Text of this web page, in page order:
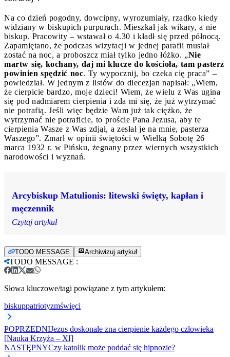
Na co dzień pogodny, dowcipny, wyrozumiały, rzadko kiedy
widziany w biskupich purpurach. Mieszkał jak wikary, a nie
biskup. Pracowity – wstawał o 4.30 i kładł się przed północą.
Zapamiętano, że podczas wizytacji w jednej parafii musiał
zostać na noc, a proboszcz miał tylko jedno łóżko. „Nie
martw się, kochany, daj mi klucze do kościoła, tam pasterz
powinien spędzić noc. Ty wypocznij, bo czeka cię praca” –
powiedział. W jednym z listów do diecezjan napisał: „Wiem,
że cierpicie bardzo, moje dzieci! Wiem, że wielu z Was ugina
się pod nadmiarem cierpienia i zda mi się, że już wytrzymać
nie potrafią. Jeśli więc będzie Wam już tak ciężko, że
wytrzymać nie potraficie, to proście Pana Jezusa, aby te
cierpienia Wasze z Was zdjął, a zesłał je na mnie, pasterza
Waszego”. Zmarł w opinii świętości w Wielką Sobotę 26
marca 1932 r. w Pińsku, żegnany przez wiernych wszystkich
narodowości i wyznań.
Arcybiskup Matulionis: litewski święty, kapłan i
męczennik
Czytaj artykuł
TODO MESSAGE Archiwizuj artykuł
TODO MESSAGE :
Słowa kluczowe/tagi powiązane z tym artykułem:
biskuppatriotyzmświęci
POPRZEDNIJezus doskonale zna cierpienie każdego człowieka
[Nauka Krzyża – XI]
NASTĘPNYCzy katolik może poddać się hipnozie?